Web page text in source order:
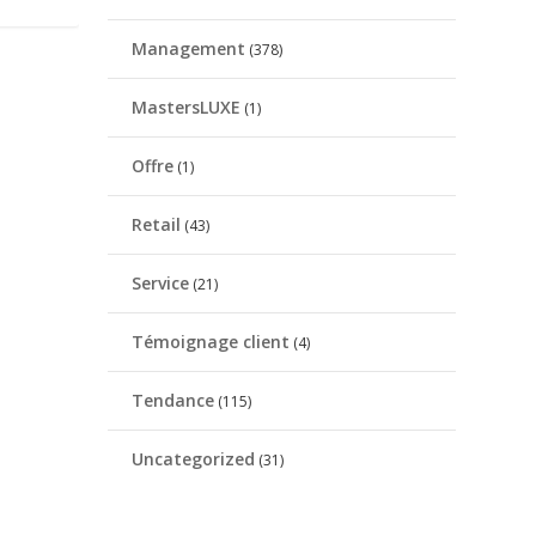
Management (378)
MastersLUXE (1)
Offre (1)
Retail (43)
Service (21)
Témoignage client (4)
Tendance (115)
Uncategorized (31)